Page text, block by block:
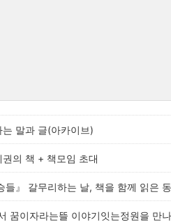
말과 글(아카이브)
의 책 + 책모임 초대
들』 갈무리하는 날, 책을 함께 읽은
꿈이자라는뜰 이야기잇는정원을 만